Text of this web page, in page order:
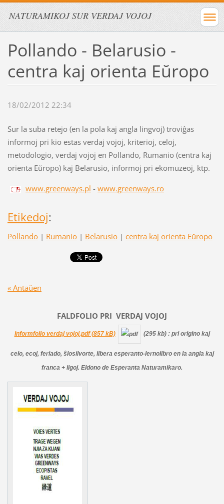
NATURAMIKOJ SUR VERDAJ VOJOJ
Pollando - Belarusio -
centra kaj orienta Eŭropo
18/02/2012 22:34
Sur la suba retejo (en la pola kaj angla lingvoj) troviĝas
informoj pri kio estas verdaj vojoj, kriterioj, celoj,
metodologio, verdaj vojoj en Pollando, Rumanio (centra kaj
orienta Eŭropo) kaj Belarusio, informoj pri ekomuzeoj, ktp.
www.greenways.pl - www.greenways.ro
Etikedoj:
Pollando | Rumanio | Belarusio | centra kaj orienta Eŭropo
« Antaŭen
FALDFOLIO PRI VERDAJ VOJOJ
Informfolio verdaj vojoj.pdf (857 kB) (295 kb) : pri origino kaj
celo, ecoj, feriado, ŝlosilvorte, libera esperanto-lernolibro en la angla kaj
franca + ligoj. Eldono de Esperanta Naturamikaro.